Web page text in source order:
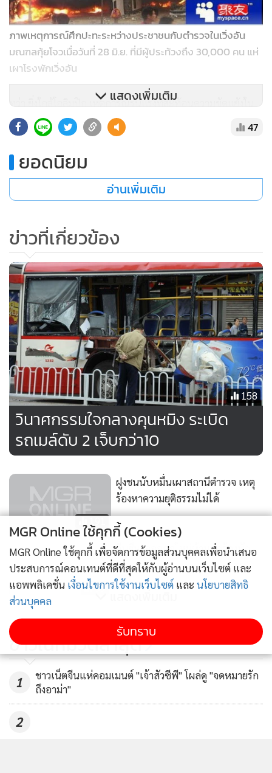
ภาพเหตุการณ์ศึกปะทะระหว่างประชาชนกับตำรวจในเวิ่งอัน
มณฑลกุ้ยโจวเมื่อวันที่ 28 มิ.ย. ที่มีผู้ประท้วงถึง 30,000 คน แห่
เผาโรงพักเวิ่งอัน
ทว่า ยิ่งใกล้โอลิมปิก เหตุการณ์รุนแรงที่สะท้อนความขัดแย้งใน
สังคม กลับยิ่งระเบิดแดงโร่ออกมา อาทิ ในเดือนมิถุนายน เกิด
จลาจลใหญ่ที่มีประชาชนมากกว่า 30,000 คน แห่โจมตีที่ทำการ
หน่วยพิทักษ์สันติราษร์เวิ่งอัน ในแคว้นปกครองตัวเองชนชาติ
ส่วนน้อยอี๋และม้งของมณฑลกุ้ยโจว สื่อส่วนใหญ่รายงานสาเหตุ
ศึกรุนแรงมาจากตำรวจพยายามปกปิดคดีข่มขืนและฆาตกรรม
หน้าที่ระดับสูงในท้องถิ่นนั้น
ในต้นเดือนที่ผ่านมา ก็มีรายงานกรณีแรงงานอพยพในมณฑล
เจ้อเจียง ประท้วงและก่อจลาจลโจมตีสถานที่ตำรวจเป็นเวลา 3
วัน และในสัปดาห์ที่ผ่านมา ก็เกิดเหตุประชาชนมากกว่า 100 คน
ในฮุ่ยโจว ตะลุมบอนตำรวจในข้อพิพาทการเสียชีวิตของสิงห์มอ
เตอร์ไซด์.
แสดงเพิ่มเติม
47
ยอดนิยม
อ่านเพิ่มเติม
ข่าวที่เกี่ยวข้อง
158
วินาศกรรมใจกลางคุนหมิง ระเบิด
รถเมล์ดับ 2 เจ็บกว่า10
ฝูงชนนับหมื่นเผาสถานีตำรวจ เหตุ
ร้องหาความยุติธรรมไม่ได้
59
จีนฮึ่ม! ออกกฎใหม่ห้ามนักร้องนัก
แสดงที่บังอาจ “คุกคามอธิปไตย”
90
ข่าวในหมวดล่าสุด
1
ชาวเน็ตจีนแห่คอมเมนต์ "เจ้าสัวซีพี" โผล่ดู "จดหมายรัก
ถึงอาม่า"
2
MGR Online ใช้คุกกี้ (Cookies)
MGR Online ใช้คุกกี้ เพื่อจัดการข้อมูลส่วนบุคคลเพื่อนำเสนอ
ประสบการณ์คอนเทนต์ที่ดีที่สุดให้กับผู้อ่านบนเว็บไซต์ และ
แอพพลิเคชั่น เงื่อนไขการใช้งานเว็บไซต์ และ นโยบายสิทธิ
ส่วนบุคคล
รับทราบ